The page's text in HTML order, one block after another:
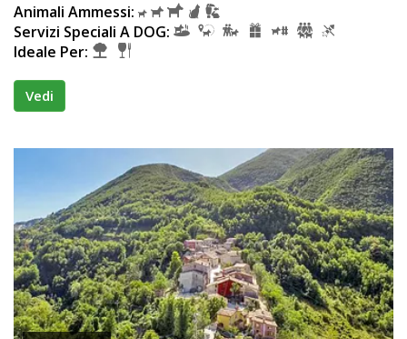
Animali Ammessi:
Servizi Speciali A DOG:
Ideale Per:
Vedi